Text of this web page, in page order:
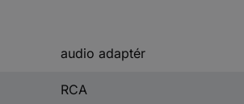
audio adaptér
RCA